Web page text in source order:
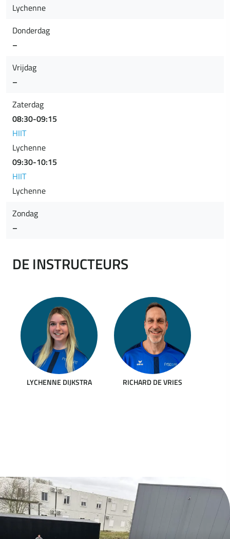
Lychenne
Donderdag
–
Vrijdag
–
Zaterdag
08:30-09:15
HIIT
Lychenne
09:30-10:15
HIIT
Lychenne
Zondag
–
DE INSTRUCTEURS
LYCHENNE DIJKSTRA RICHARD DE VRIES